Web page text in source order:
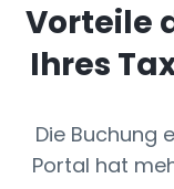
Vorteile
Ihres
Die Buchung
Portal hat